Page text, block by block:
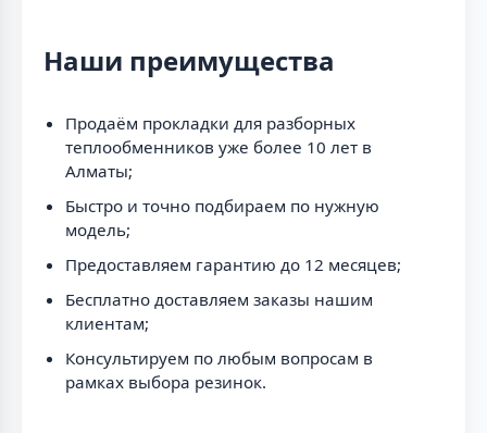
Наши преимущества
Продаём прокладки для разборных
теплообменников уже более 10 лет в
Алматы;
Быстро и точно подбираем по нужную
модель;
Предоставляем гарантию до 12 месяцев;
Бесплатно доставляем заказы нашим
клиентам;
Консультируем по любым вопросам в
рамках выбора резинок.